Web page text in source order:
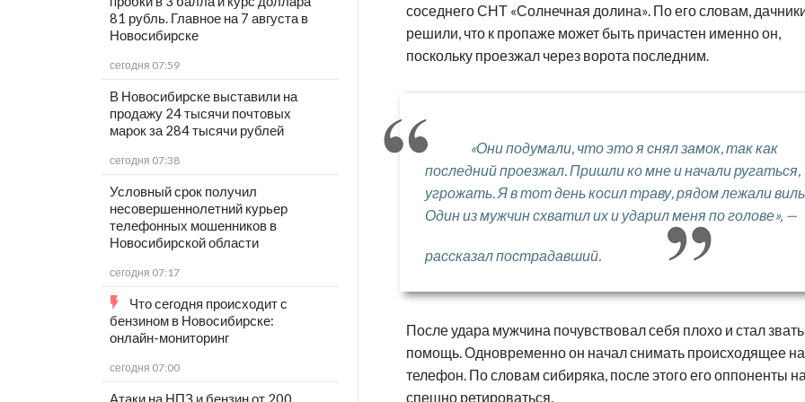
81 рубль. Главное на 7 августа в
Новосибирске
сегодня 07:59
В Новосибирске выставили на
продажу 24 тысячи почтовых
марок за 284 тысячи рублей
сегодня 07:38
Условный срок получил
несовершеннолетний курьер
телефонных мошенников в
Новосибирской области
сегодня 07:17
Что сегодня происходит с
бензином в Новосибирске:
онлайн-мониторинг
сегодня 07:00
соседнего СНТ «Солнечная долина». По его словам,
решили, что к пропаже может быть причастен именно он,
поскольку проезжал через ворота последним.
«Они подумали, что это я снял замок, так как
последний проезжал. Пришли ко мне и начали ругаться,
угрожать. Я в тот день косил траву, рядом лежали
Один из мужчин схватил их и ударил меня по голове», —
рассказал пострадавший.
После удара мужчина почувствовал себя плохо и стал
помощь. Одновременно он начал снимать происходящее на
телефон. По словам сибиряка, после этого его оппоненты
спешно ретироваться.